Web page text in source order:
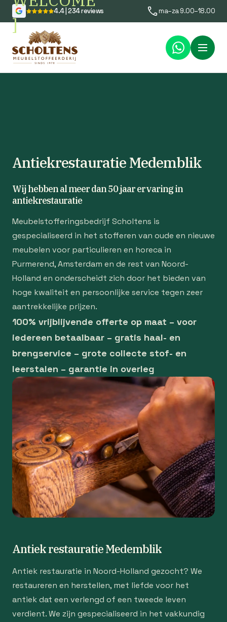
]
4.4 | 234 reviews ma–za 9.00–18.00
Menu
Antiekrestauratie Medemblik
Wij hebben al meer dan 50 jaar ervaring in
antiekrestauratie
Meubelstofferingsbedrijf Scholtens is
gespecialiseerd in het stofferen van oude en nieuwe
meubelen voor particulieren en horeca in
Purmerend, Amsterdam en de rest van Noord-
Holland en onderscheidt zich door het bieden van
hoge kwaliteit en persoonlijke service tegen zeer
aantrekkelijke prijzen.
100% vrijblijvende offerte op maat – voor
iedereen betaalbaar – gratis haal- en
brengservice – grote collecte stof- en
leerstalen – garantie in overleg
Antiek restauratie Medemblik
Antiek restauratie in Noord-Holland gezocht? We
restaureren en herstellen, met liefde voor het
antiek dat een verlengd of een tweede leven
verdient. We zijn gespecialiseerd in het vakkundig